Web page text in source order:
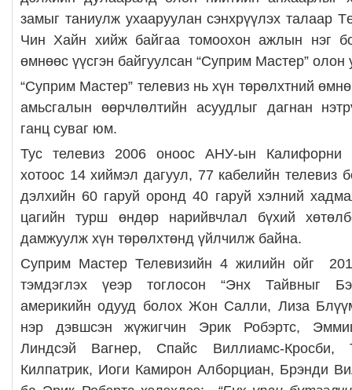
замыг таниулж ухааруулан сэнхрүүлэх талаар
Чин Хайн хийж байгаа томоохон ажлын нэг
өмнөөс үүсгэн байгуулсан “Суприм Мастер”
“Суприм Мастер” телевиз нь хүн төрөлхтний
амьсгалын өөрчлөлтийн асуудлыг дагнан
ганц суваг юм.
Тус телевиз 2006 оноос АНУ-ын Калифорни
хотоос 14 хиймэл дагуул, 77 кабелийн телевиз
дэлхийн 60 гаруй оронд 40 гаруй хэлний
цагийн турш өндөр нарийвчлал бүхий
дамжуулж хүн төрөлхтөнд үйлчилж байна.
Суприм Мастер Телевизийн 4 жилийн ойг
тэмдэглэх үеэр тоглосон “Энх Тайвныг
америкийн одууд болох Жон Салли, Лиза
нэр дэвшсэн жүжигчин Эрик Робэртс,
Линдсэй Вагнер, Спайс Виллиамс-Кросби,
Килпатрик, Иоги Камирон Алборциан, Брэнди